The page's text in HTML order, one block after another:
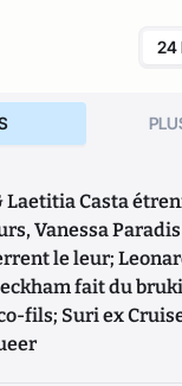
24
Laetitia Casta
Vanessa
le leur;
fait du
fils; Suri ex